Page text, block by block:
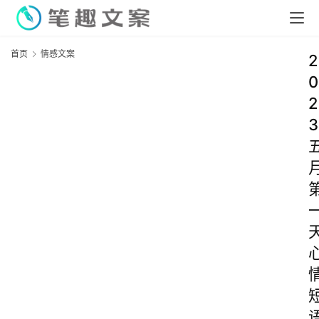
首页 情感文案
2
0
2
3